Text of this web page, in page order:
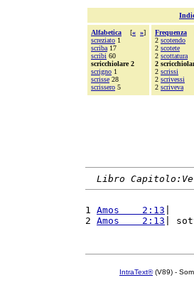
Alfabetica [« »]
screziato 1
scriba 17
scribi 60
scricchiolare 2
scrigno 1
scrisse 28
scrissero 5
Frequenza
2 scotendo
2 scotete
2 scottatura
2
2 scrissi
2 scrivessi
2 scriveva
Libro
1 Amos    2:13 |
2 Amos    2:13 |
IntraText®(V89) -